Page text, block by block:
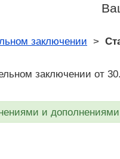
заключении >
заключении от
и